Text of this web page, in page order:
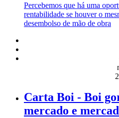
Percebemos que há uma
rentabilidade se houver o
desembolso de mão de obra
Carta Boi - Boi
mercado e